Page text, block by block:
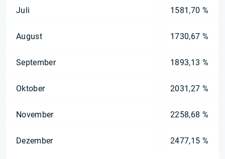
Juli 1581,70 %
August 1730,67 %
September 1893,13 %
Oktober 2031,27 %
November 2258,68 %
Dezember 2477,15 %